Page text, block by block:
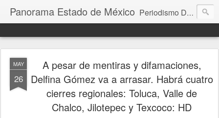
Panorama Estado de México Periodismo Digital
MAY
26
A pesar de mentiras y difamaciones,
Delfina Gómez va a arrasar. Habrá cuatro
cierres regionales: Toluca, Valle de
Chalco, Jilotepec y Texcoco: HD